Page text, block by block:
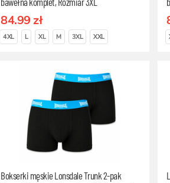
84.99 zł
4XL L XL M 3XL XXL
Bokserki męskie Lonsdale Trunk 2-pak